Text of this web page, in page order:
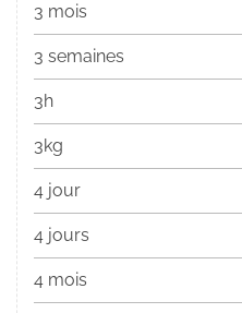
3 mois
3 semaines
3h
3kg
4 jour
4 jours
4 mois